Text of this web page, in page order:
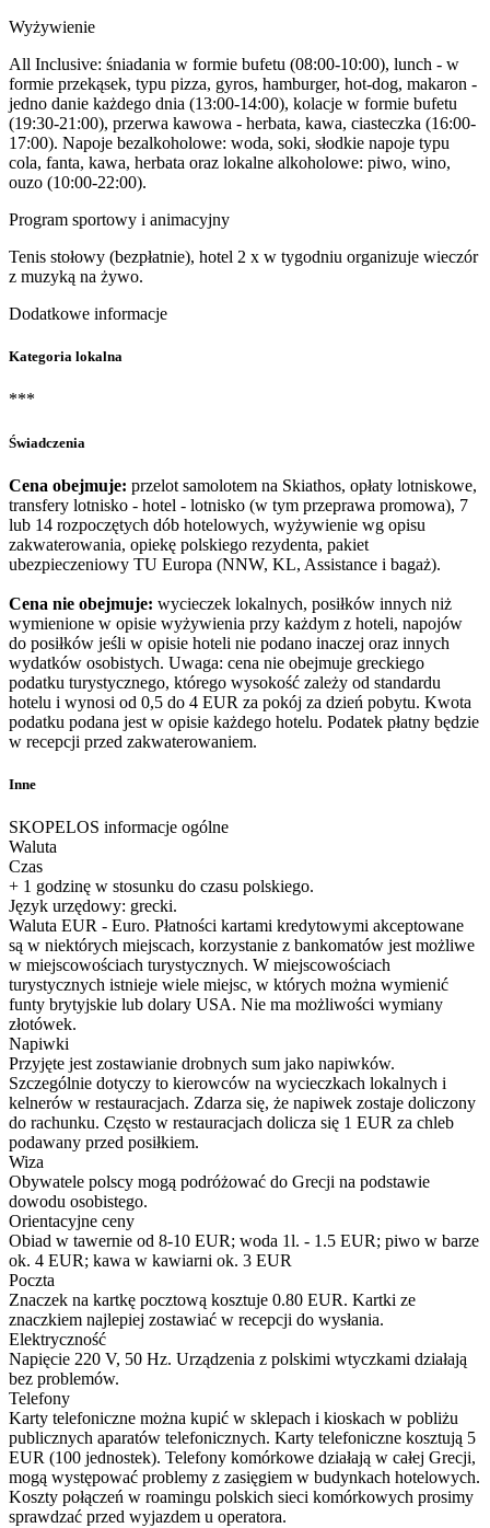
Wyżywienie
All Inclusive: śniadania w formie bufetu (08:00-10:00), lunch - w
formie przekąsek, typu pizza, gyros, hamburger, hot-dog, makaron -
jedno danie każdego dnia (13:00-14:00), kolacje w formie bufetu
(19:30-21:00), przerwa kawowa - herbata, kawa, ciasteczka (16:00-
17:00). Napoje bezalkoholowe: woda, soki, słodkie napoje typu
cola, fanta, kawa, herbata oraz lokalne alkoholowe: piwo, wino,
ouzo (10:00-22:00).
Program sportowy i animacyjny
Tenis stołowy (bezpłatnie), hotel 2 x w tygodniu organizuje wieczór
z muzyką na żywo.
Dodatkowe informacje
Kategoria lokalna
***
Świadczenia
Cena obejmuje: przelot samolotem na Skiathos, opłaty lotniskowe,
transfery lotnisko - hotel - lotnisko (w tym przeprawa promowa), 7
lub 14 rozpoczętych dób hotelowych, wyżywienie wg opisu
zakwaterowania, opiekę polskiego rezydenta, pakiet
ubezpieczeniowy TU Europa (NNW, KL, Assistance i bagaż).
Cena nie obejmuje: wycieczek lokalnych, posiłków innych niż
wymienione w opisie wyżywienia przy każdym z hoteli, napojów
do posiłków jeśli w opisie hoteli nie podano inaczej oraz innych
wydatków osobistych. Uwaga: cena nie obejmuje greckiego
podatku turystycznego, którego wysokość zależy od standardu
hotelu i wynosi od 0,5 do 4 EUR za pokój za dzień pobytu. Kwota
podatku podana jest w opisie każdego hotelu. Podatek płatny będzie
w recepcji przed zakwaterowaniem.
Inne
SKOPELOS informacje ogólne
Waluta
Czas
+ 1 godzinę w stosunku do czasu polskiego.
Język urzędowy: grecki.
Waluta EUR - Euro. Płatności kartami kredytowymi akceptowane
są w niektórych miejscach, korzystanie z bankomatów jest możliwe
w miejscowościach turystycznych. W miejscowościach
turystycznych istnieje wiele miejsc, w których można wymienić
funty brytyjskie lub dolary USA. Nie ma możliwości wymiany
złotówek.
Napiwki
Przyjęte jest zostawianie drobnych sum jako napiwków.
Szczególnie dotyczy to kierowców na wycieczkach lokalnych i
kelnerów w restauracjach. Zdarza się, że napiwek zostaje doliczony
do rachunku. Często w restauracjach dolicza się 1 EUR za chleb
podawany przed posiłkiem.
Wiza
Obywatele polscy mogą podróżować do Grecji na podstawie
dowodu osobistego.
Orientacyjne ceny
Obiad w tawernie od 8-10 EUR; woda 1l. - 1.5 EUR; piwo w barze
ok. 4 EUR; kawa w kawiarni ok. 3 EUR
Poczta
Znaczek na kartkę pocztową kosztuje 0.80 EUR. Kartki ze
znaczkiem najlepiej zostawiać w recepcji do wysłania.
Elektryczność
Napięcie 220 V, 50 Hz. Urządzenia z polskimi wtyczkami działają
bez problemów.
Telefony
Karty telefoniczne można kupić w sklepach i kioskach w pobliżu
publicznych aparatów telefonicznych. Karty telefoniczne kosztują 5
EUR (100 jednostek). Telefony komórkowe działają w całej Grecji,
mogą występować problemy z zasięgiem w budynkach hotelowych.
Koszty połączeń w roamingu polskich sieci komórkowych prosimy
sprawdzać przed wyjazdem u operatora.